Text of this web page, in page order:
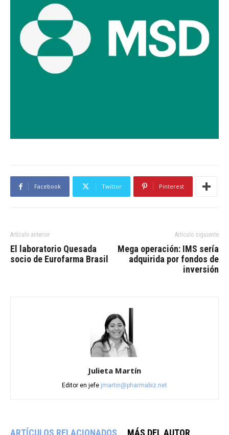
Facebook Twitter Pinterest
Artículo anterior
El laboratorio Quesada
socio de Eurofarma Brasil
Artículo siguiente
Mega operación: IMS sería
adquirida por fondos de
inversión
Julieta Martín
Editor en jefe jmartin@pharmabiz.net
ARTÍCULOS RELACIONADOS MÁS DEL AUTOR